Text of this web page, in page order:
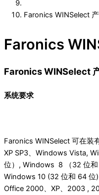
Faronics WINSelect
Faronics
Faronics WINSelect
系统要求
Faronics WINSelect 可在
XP SP3、Windows Vista,
位）, Windows 8 （32 位
Windows 10 (32 位和 64
Office 2000、XP、2003 ,